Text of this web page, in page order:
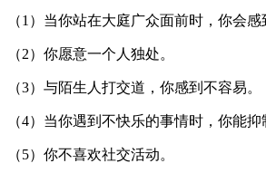
（1）当你站在大庭广众面前时，你会感
（2）你愿意一个人独处。
（3）与陌生人打交道，你感到不容易。
（4）当你遇到不快乐的事情时，你能抑
（5）你不喜欢社交活动。